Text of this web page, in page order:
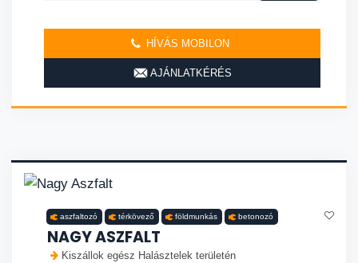
HÍVÁS MOBILON
AJÁNLATKÉRÉS
aszfaltozó térkövező földmunkás betonozó
NAGY ASZFALT
Kiszállok egész Halásztelek területén